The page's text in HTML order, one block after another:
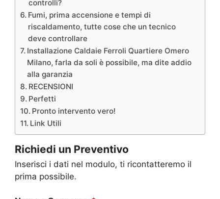
controlli?
Fumi, prima accensione e tempi di
riscaldamento, tutte cose che un tecnico
deve controllare
Installazione Caldaie Ferroli Quartiere Omero
Milano, farla da soli è possibile, ma dite addio
alla garanzia
RECENSIONI
Perfetti
Pronto intervento vero!
Link Utili
Richiedi un Preventivo
Inserisci i dati nel modulo, ti ricontatteremo il
prima possibile.